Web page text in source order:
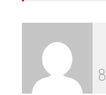
8